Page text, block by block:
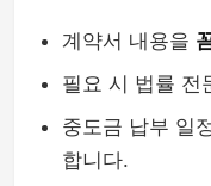
계약서 내용을
필요 시 법률 전
중도금 납부 일
합니다.